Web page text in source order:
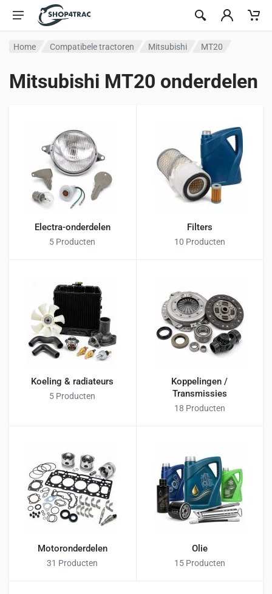
Ga naar inhoud
Home Compatibele tractoren Mitsubishi MT20
Mitsubishi MT20 onderdelen
Electra-onderdelen
5 Producten
Filters
10 Producten
Koeling & radiateurs
5 Producten
Koppelingen /
Transmissies
18 Producten
Motoronderdelen
31 Producten
Olie
15 Producten